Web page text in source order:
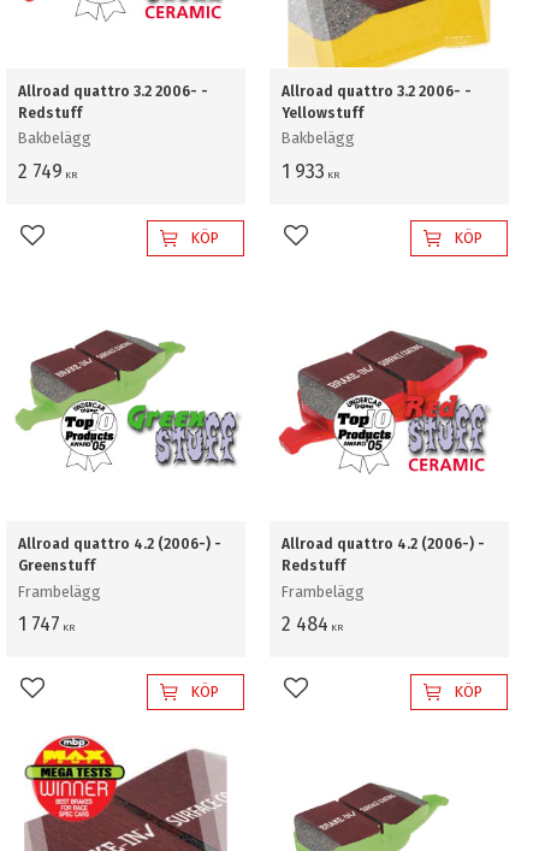
Allroad quattro 3.2 2006- -
Redstuff
Bakbelägg
2 749 KR
Lägg till i favoriterKÖP
Allroad quattro 3.2 2006- -
Yellowstuff
Bakbelägg
1 933 KR
Lägg till i favoriterKÖP
Allroad quattro 4.2 (2006-) -
Greenstuff
Frambelägg
1 747 KR
Lägg till i favoriterKÖP
Allroad quattro 4.2 (2006-) -
Redstuff
Frambelägg
2 484 KR
Lägg till i favoriterKÖP